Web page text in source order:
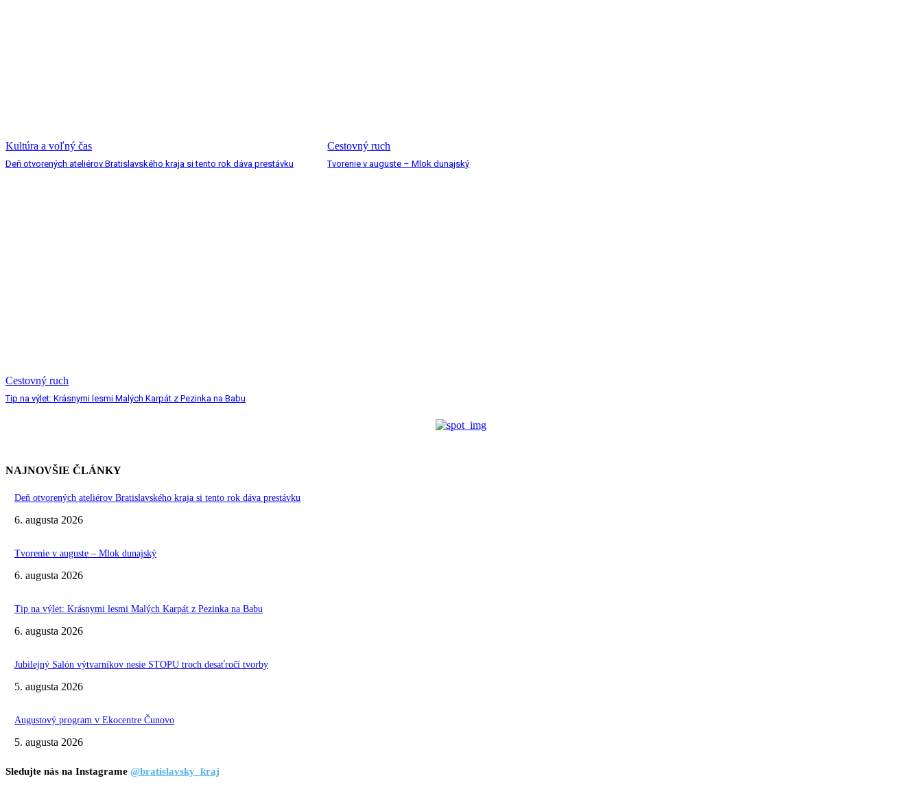
Kultúra a voľný čas
Deň otvorených ateliérov Bratislavského kraja si tento rok dáva prestávku
Cestovný ruch
Tvorenie v auguste – Mlok dunajský
Cestovný ruch
Tip na výlet: Krásnymi lesmi Malých Karpát z Pezinka na Babu
NAJNOVŠIE ČLÁNKY
Deň otvorených ateliérov Bratislavského kraja si tento rok dáva prestávku
6. augusta 2026
Tvorenie v auguste – Mlok dunajský
6. augusta 2026
Tip na výlet: Krásnymi lesmi Malých Karpát z Pezinka na Babu
6. augusta 2026
Jubilejný Salón výtvarníkov nesie STOPU troch desaťročí tvorby
5. augusta 2026
Augustový program v Ekocentre Čunovo
5. augusta 2026
Sledujte nás na Instagrame @bratislavsky_kraj